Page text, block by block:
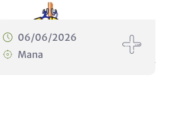
06/06/2026
Mana